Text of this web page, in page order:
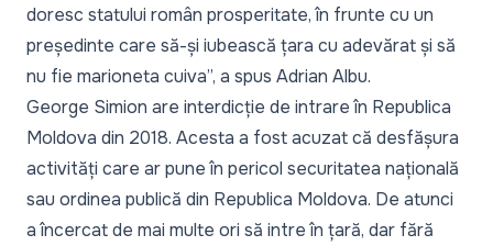
doresc statului român prosperitate, în frunte cu un
președinte care să-și iubească țara cu adevărat și să
nu fie marioneta cuiva”, a spus Adrian Albu.
George Simion are interdicție de intrare în Republica
Moldova din 2018. Acesta a fost acuzat că desfășura
activități care ar pune în pericol securitatea națională
sau ordinea publică din Republica Moldova. De atunci
a încercat de mai multe ori să intre în țară, dar fără